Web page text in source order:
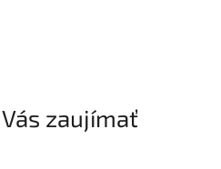
zaujímať